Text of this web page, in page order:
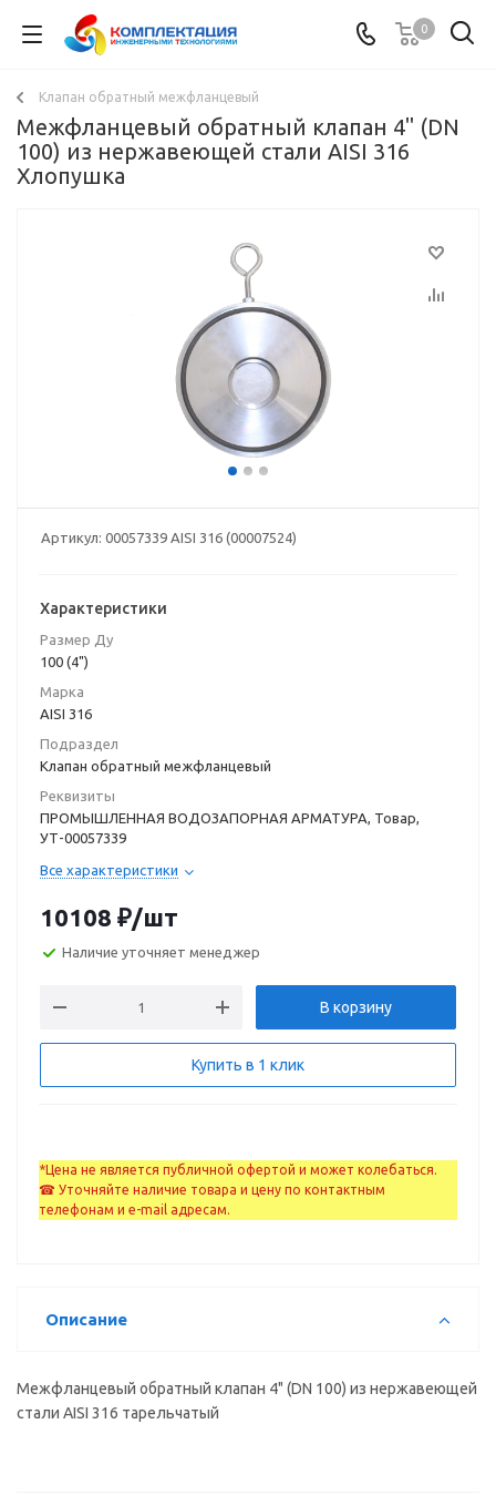
0
Клапан обратный межфланцевый
Межфланцевый обратный клапан 4" (DN
100) из нержавеющей стали AISI 316
Хлопушка
Артикул: 00057339 AISI 316 (00007524)
Характеристики
Размер Ду
100 (4")
Марка
AISI 316
Подраздел
Клапан обратный межфланцевый
Реквизиты
ПРОМЫШЛЕННАЯ ВОДОЗАПОРНАЯ АРМАТУРА, Товар,
УТ-00057339
Все характеристики
10108 ₽/шт
Наличие уточняет менеджер
В корзину
Купить в 1 клик
*Цена не является публичной офертой и может колебаться.
☎ Уточняйте наличие товара и цену по контактным
телефонам и e-mail адресам.
Описание
Межфланцевый обратный клапан 4" (DN 100) из нержавеющей
стали AISI 316 тарельчатый